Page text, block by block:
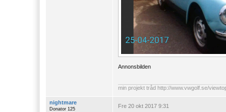
Annonsbilden
min projekt tråd http://www.vwgolf.se/
nightmare
Donator 125 Fre 20 okt 2017 9:31